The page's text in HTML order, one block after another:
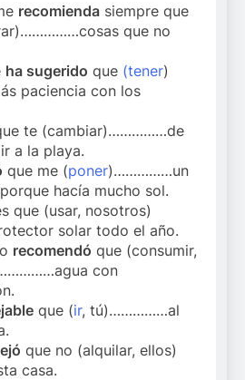
recomienda siempre que
que no
ha sugerido que (tener)
paciencia con los
te (cambiar)……………de
a la playa.
que me (poner)……………un
hacía mucho sol.
que (usar, nosotros)
solar todo el año.
recomendó que (consumir,
con
que (ir, tú)……………al
que no (alquilar, ellos)
casa.